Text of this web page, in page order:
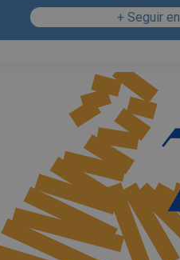
+ Seguir